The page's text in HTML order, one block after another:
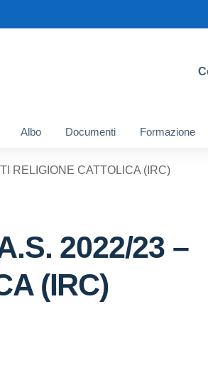
Albo Documenti Formazione
RELIGIONE CATTOLICA (IRC)
2022/23 –
(IRC)